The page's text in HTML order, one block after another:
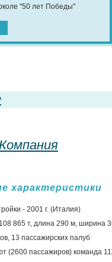
"50 лет Победы"
характеристики
- 2001 г. (Италия)
865 т, длина 290 м, ширина
13 пассажирских палуб
(2600 пассажиров) команда